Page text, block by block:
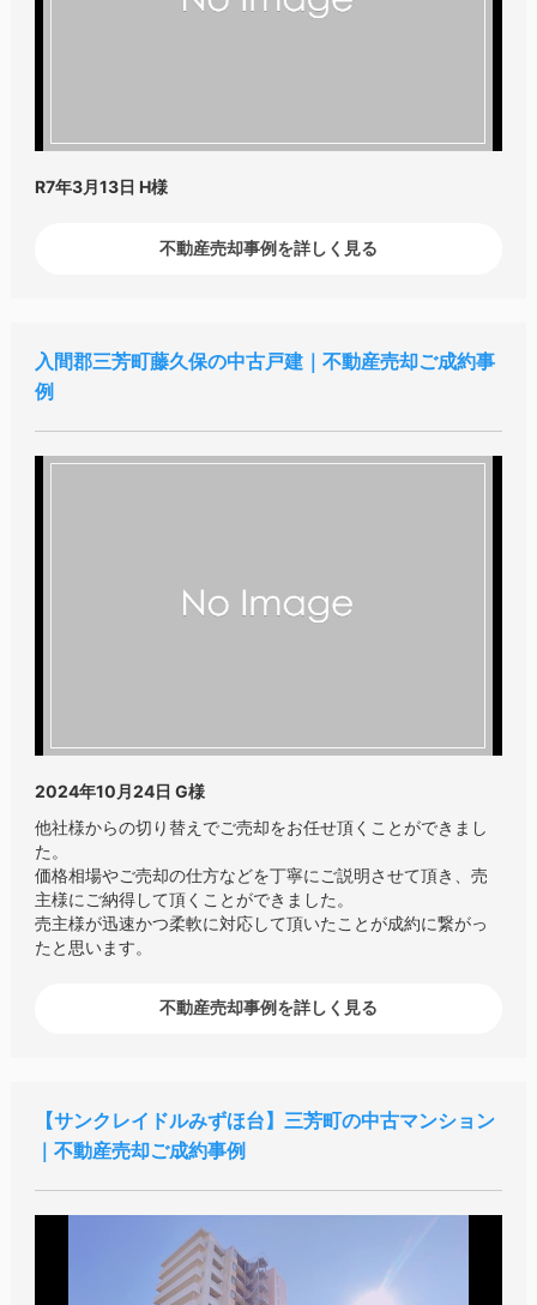
R7年3月13日 H様
不動産売却事例を詳しく見る
入間郡三芳町藤久保の中古戸建｜不動産売却ご成約事
例
2024年10月24日 G様
他社様からの切り替えでご売却をお任せ頂くことができまし
た。
価格相場やご売却の仕方などを丁寧にご説明させて頂き、売
主様にご納得して頂くことができました。
売主様が迅速かつ柔軟に対応して頂いたことが成約に繋がっ
たと思います。
不動産売却事例を詳しく見る
サンクレイドルみずほ台
三芳町の中古マンション
｜不動産売却ご成約事例